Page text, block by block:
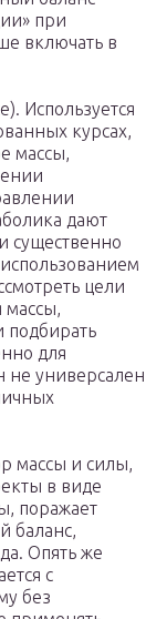
при
включать в
Используется
курсах,
массы,
дают
существенно
цели
массы,
подбирать
для
не универсален
массы и силы,
в виде
поражает
баланс,
Опять же
с
без